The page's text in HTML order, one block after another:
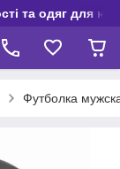
та одяг для
Футболка